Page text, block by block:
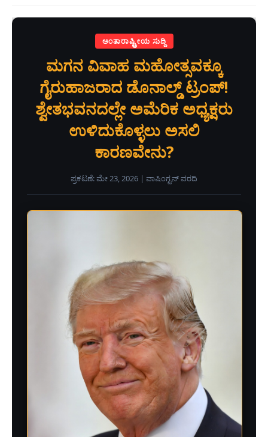
ಅಂತಾರಾಷ್ಟ್ರೀಯ ಸುದ್ದಿ
ಮಗನ ವಿವಾಹ ಮಹೋತ್ಸವಕ್ಕೂ
ಗೈರುಹಾಜರಾದ ಡೊನಾಲ್ಡ್ ಟ್ರಂಪ್!
ಶ್ವೇತಭವನದಲ್ಲೇ ಅಮೆರಿಕ ಅಧ್ಯಕ್ಷರು
ಉಳಿದುಕೊಳ್ಳಲು ಅಸಲಿ
ಕಾರಣವೇನು?
ಪ್ರಕಟಣೆ: ಮೇ 23, 2026 | ವಾಷಿಂಗ್ಟನ್ ವರದಿ